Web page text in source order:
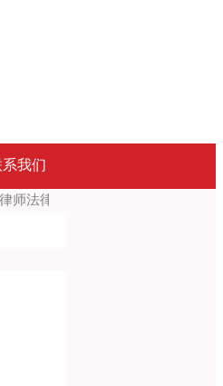
我们
法律网站 ！Welcome to visit the